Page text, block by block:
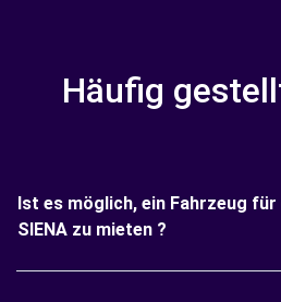
Häufig
Ist es möglich, ein Fahrzeug für
SIENA zu mieten ?